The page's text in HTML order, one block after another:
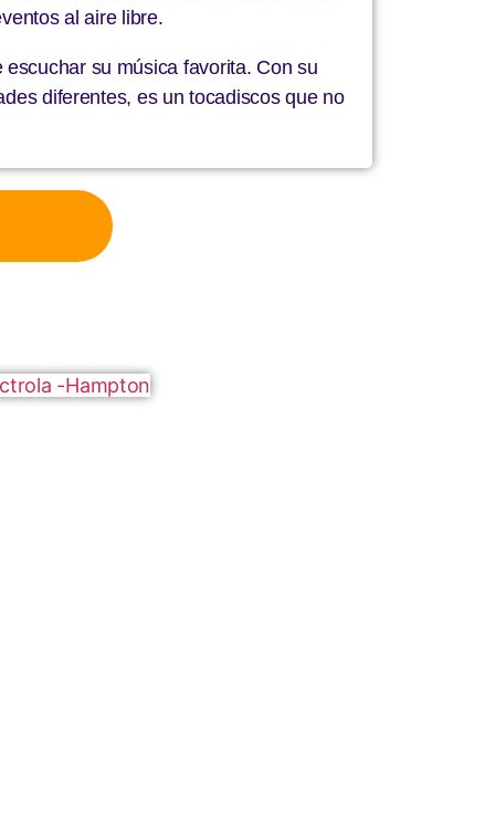
al aire libre.
su música favorita. Con su
diferentes, es un tocadiscos que no